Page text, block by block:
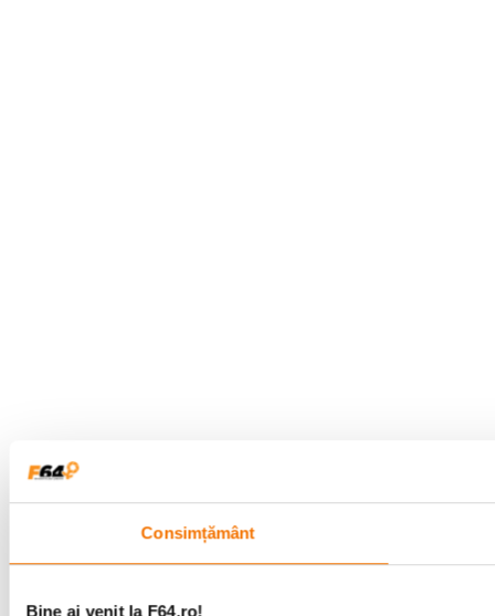
Consimțământ
Bine ai venit la F64.ro!